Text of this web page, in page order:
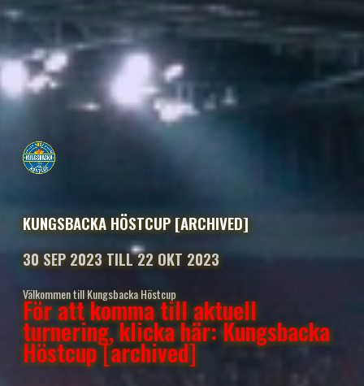
KUNGSBACKA HÖSTCUP [ARCHIVED]
30 SEP 2023 TILL 22 OKT 2023
Välkommen till Kungsbacka Höstcup
För att komma till aktuell
turnering, klicka här: Kungsbacka
Höstcup [archived]